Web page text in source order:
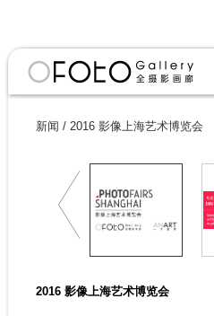
新闻 / 2016 影像上海艺术博览会
2016 影像上海艺术博览会